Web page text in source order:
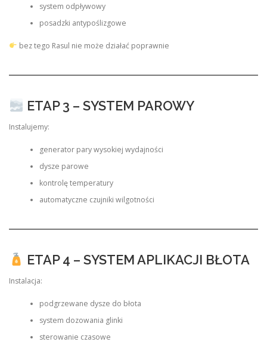
system odpływowy
posadzki antypoślizgowe
bez tego Rasul nie może działać poprawnie
ETAP 3 – SYSTEM PAROWY
Instalujemy:
generator pary wysokiej wydajności
dysze parowe
kontrolę temperatury
automatyczne czujniki wilgotności
ETAP 4 – SYSTEM APLIKACJI BŁOTA
Instalacja:
podgrzewane dysze do błota
system dozowania glinki
sterowanie czasowe